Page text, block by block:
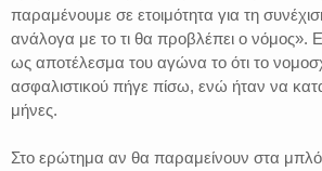
παραμένουμε σε ετοιμότητα για τη
ανάλογα με το τι θα προβλέπει ο νόμος».
ως αποτέλεσμα του αγώνα το ότι το
ασφαλιστικού πήγε πίσω, ενώ ήταν να
μήνες.
Στο ερώτημα αν θα παραμείνουν στα